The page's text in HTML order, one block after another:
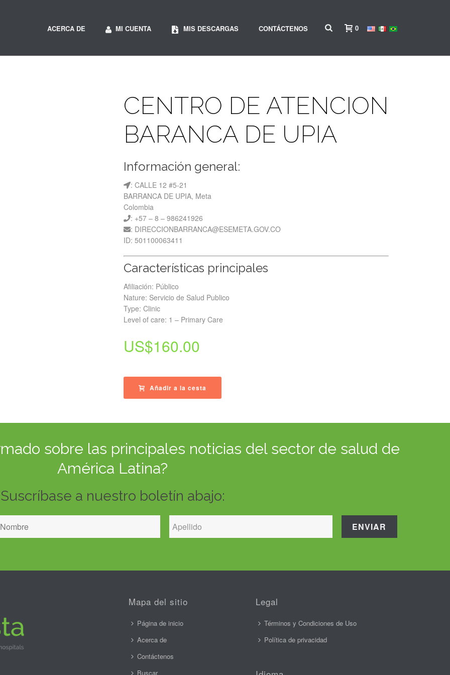
ACERCA DE MI CUENTA MIS DESCARGAS CONTÁCTENOS 0
CENTRO DE ATENCION
BARANCA DE UPIA
Información general:
: CALLE 12 #5-21
BARRANCA DE UPIA, Meta
Colombia
: +57 – 8 – 986241926
: DIRECCIONBARRANCA@ESEMETA.GOV.CO
ID: 501100063411
Características principales
Afiliación: Público
Nature: Servicio de Salud Publico
Type: Clinic
Level of care: 1 – Primary Care
US$160.00
Añadir a la cesta
sobre las principales noticias del sector de salud de
América Latina?
Suscríbase a nuestro boletín abajo:
Mapa del sitio
Página de inicio
Acerca de
Contáctenos
Buscar
Legal
Términos y Condiciones de Uso
Política de privacidad